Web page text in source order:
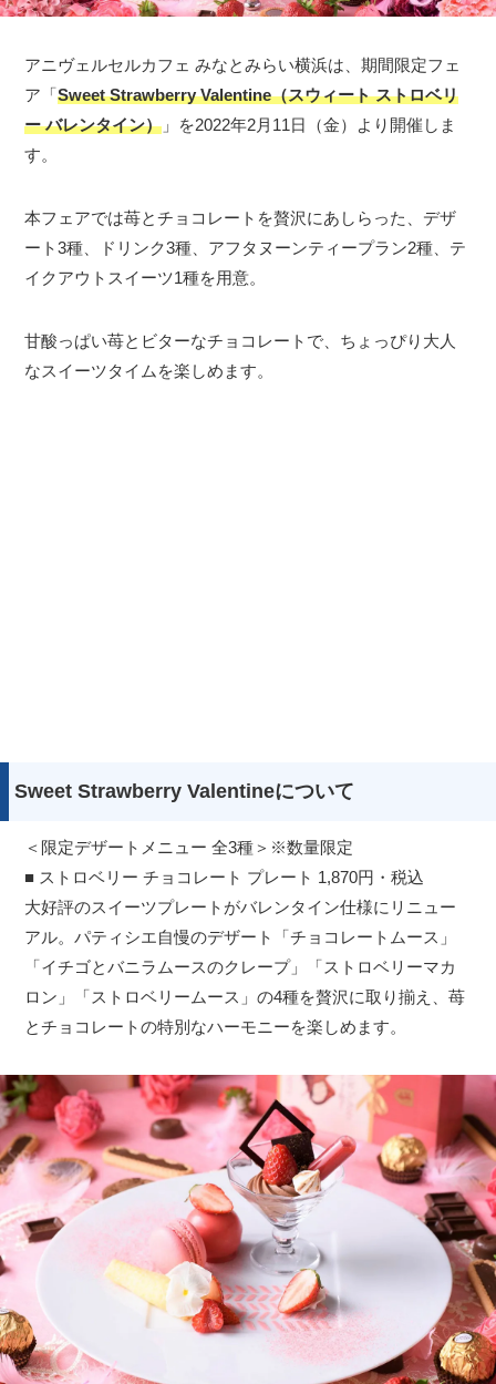
アニヴェルセルカフェ みなとみらい横浜は、期間限定フェ
ア「Sweet Strawberry Valentine（スウィート ストロベリ
ー バレンタイン） 」を2022年2月11日（金）より開催しま
す。
本フェアでは苺とチョコレートを贅沢にあしらった、デザ
ート3種、ドリンク3種、アフタヌーンティープラン2種、テ
イクアウトスイーツ1種を用意。
甘酸っぱい苺とビターなチョコレートで、ちょっぴり大人
なスイーツタイムを楽しめます。
Sweet Strawberry Valentineについて
＜限定デザートメニュー 全3種＞※数量限定
■ ストロベリー チョコレート プレート 1,870円・税込
大好評のスイーツプレートがバレンタイン仕様にリニュー
アル。パティシエ自慢のデザート「チョコレートムース」
「イチゴとバニラムースのクレープ」「ストロベリーマカ
ロン」「ストロベリームース」の4種を贅沢に取り揃え、苺
とチョコレートの特別なハーモニーを楽しめます。